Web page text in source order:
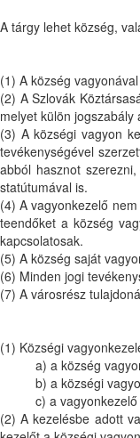
A tárgy lehet község,
(1) A község
(2) A Szlovák
melyet külön jogszabály
(3) A községi vagyon
tevékenységével
abból hasznot
statútumával is.
(4) A vagyonkezelő
teendőket a község
kapcsolatosak.
(5) A község saját
(6) Minden jogi
(7) A városrész
(1) Községi
a) a község
b) a községi
c) a
(2) A kezelésbe adott